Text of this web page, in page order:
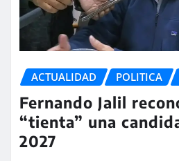
ACTUALIDAD POLITICA
Fernando Jalil
“tienta” una
2027